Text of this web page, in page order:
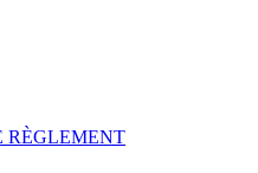
RÈGLEMENT